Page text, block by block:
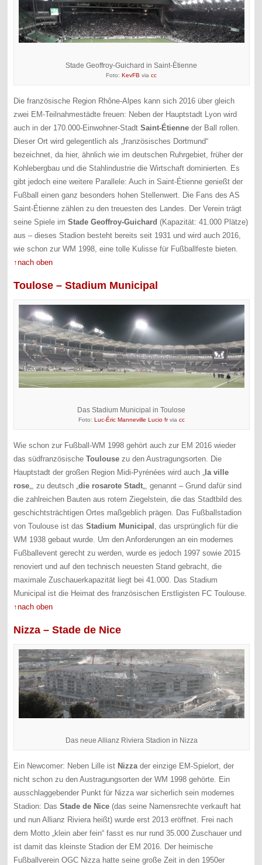
Stade Geoffroy-Guichard in Saint-Ètienne
Foto:KevFB viacc
Die französische Region Rhône-Alpes kann sich 2016 über gleich
zwei EM-Teilnahmestädte freuen: Neben der Hauptstadt Lyon wird
auch in der 170.000-Einwohner-StadtSaint-Étienne der Ball rollen.
Dieser Ort wird gelegentlich als „französisches Dortmund“
bezeichnet, da hier, ähnlich wie im deutschen Ruhrgebiet, früher der
Kohlebergbau und die Stahlindustrie die Wirtschaft dominierten. Es
gibt jedoch eine weitere Parallele: Auch in Saint-Étienne genießt der
Fußball einen ganz besonders hohen Stellenwert. Die Fans des AS
Saint-Étienne zählen zu den treuesten des Landes. Der Verein trägt
seine Spiele imStade Geoffroy-Guichard (Kapazität: 41.000 Plätze)
aus – dieses Stadion besteht bereits seit 1931 und wird auch 2016,
wie schon zur WM 1998, eine tolle Kulisse für Fußballfeste bieten.
↑nach oben
Toulose – Stadium Municipal
Das Stadium Municipal in Toulose
Foto: Luc-Éric Manneville Lucio frvia cc
Wie schon zur Fußball-WM 1998 gehört auch zur EM 2016 wieder
das südfranzösischeToulouse zu den Austragungsorten. Die
Hauptstadt der großen Region Midi-Pyrénées wird auch „
la ville
rose „, zu deutsch „die rosarote Stadt „, genannt – Grund dafür sind
die zahlreichen Bauten aus rotem Ziegelstein, die das Stadtbild des
geschichtsträchtigen Ortes maßgeblich prägen. Das Fußballstadion
von Toulouse ist dasStadium Municipal
, das ursprünglich für die
WM 1938 gebaut wurde. Um den Anforderungen an ein modernes
Fußballevent gerecht zu werden, wurde es jedoch 1997 sowie 2015
renoviert und auf den technisch neuesten Stand gebracht, die
maximale Zuschauerkapazität liegt bei 41.000. Das Stadium
Municipal ist die Heimat des französischen Erstligisten FC Toulouse.
↑nach oben
Nizza – Stade de Nice
Das neue Allianz Riviera Stadion in Nizza
Ein Newcomer: Neben Lille ist Nizza der einzige EM-Spielort, der
nicht schon zu den Austragungsorten der WM 1998 gehörte. Ein
ausschlaggebender Punkt für Nizza war sicherlich sein modernes
Stadion: DasStade de Nice (das seine Namensrechte verkauft hat
und nun Allianz Riviera heißt) wurde erst 2013 eröffnet. Frei nach
dem Motto „klein aber fein“ fasst es nur rund 35.000 Zuschauer und
ist damit das kleinste Stadion der EM 2016. Der heimische
Fußballverein OGC Nizza hatte seine große Zeit in den 1950er